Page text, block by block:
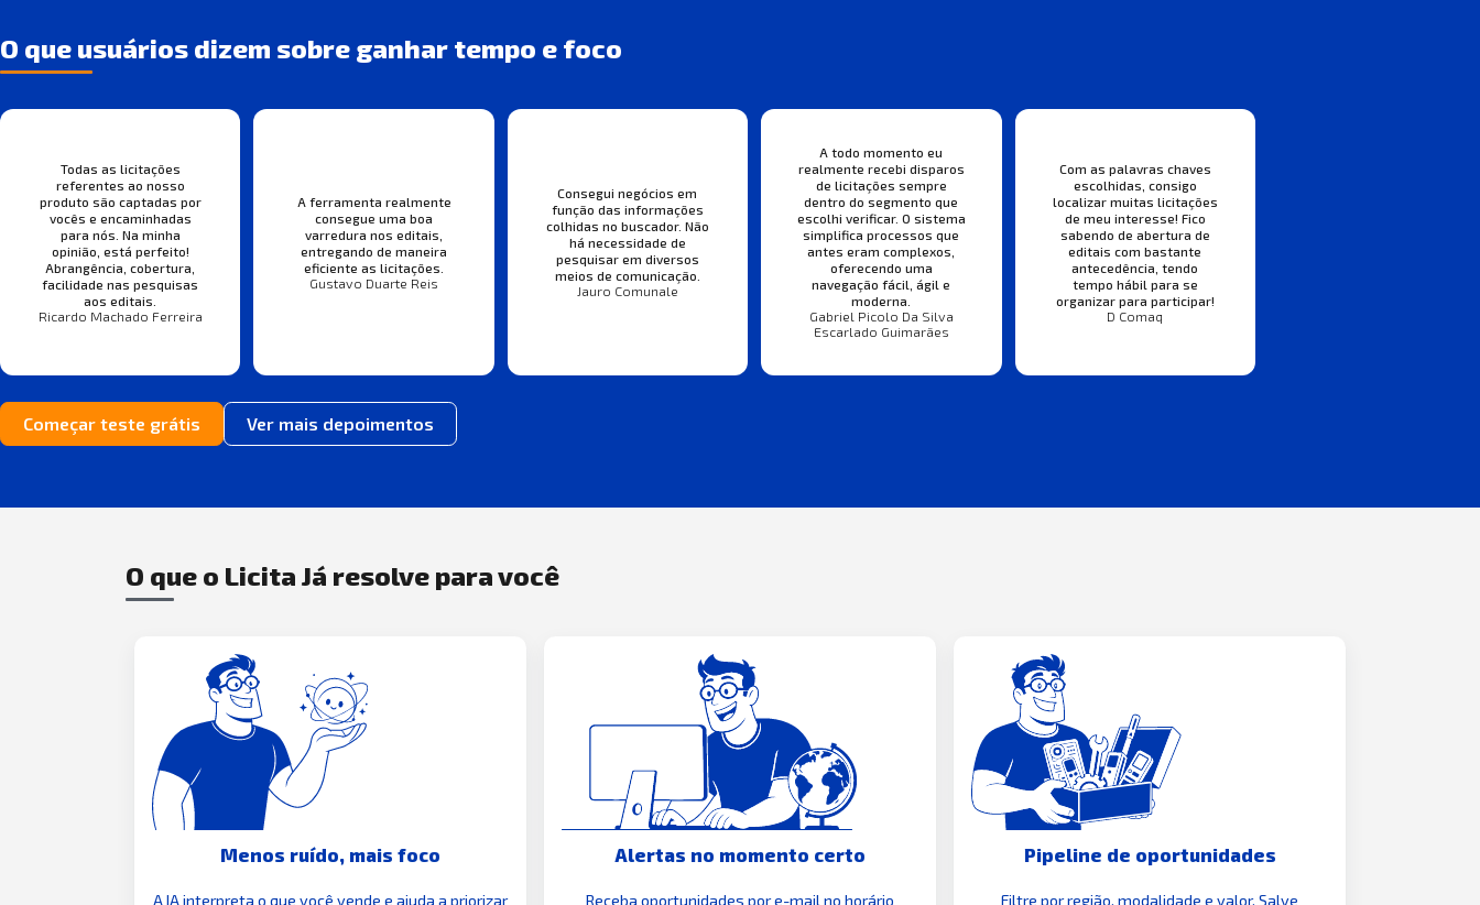
O que usuários dizem sobre ganhar tempo e foco
Todas as licitações
referentes ao nosso
produto são captadas por
vocês e encaminhadas
para nós. Na minha
opinião, está perfeito!
Abrangência, cobertura,
facilidade nas pesquisas
aos editais.
Ricardo Machado Ferreira
A ferramenta realmente
consegue uma boa
varredura nos editais,
entregando de maneira
eficiente as licitações.
Gustavo Duarte Reis
Consegui negócios em
função das informações
colhidas no buscador. Não
há necessidade de
pesquisar em diversos
meios de comunicação.
Jauro Comunale
A todo momento eu
realmente recebi disparos
de licitações sempre
dentro do segmento que
escolhi verificar. O sistema
simplifica processos que
antes eram complexos,
oferecendo uma
navegação fácil, ágil e
moderna.
Gabriel Picolo Da Silva
Escarlado Guimarães
Com as palavras chaves
escolhidas, consigo
localizar muitas licitações
de meu interesse! Fico
sabendo de abertura de
editais com bastante
antecedência, tendo
tempo hábil para se
organizar para participar!
D Comaq
Começar teste grátis Ver mais depoimentos
O que o Licita Já resolve para você
Menos ruído, mais foco
A IA interpreta o que você vende e ajuda a priorizar
Alertas no momento certo
Receba oportunidades por e-mail no horário
Pipeline de oportunidades
Filtre por região, modalidade e valor. Salve